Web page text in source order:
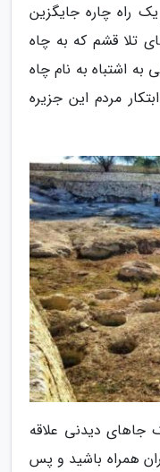
راه چاره جایگزین
تلا قشم که به چاه
اشتباه به نام چاه
مردم این جزیره
جاهای دیدنی علاقه
همراه باشید و پس